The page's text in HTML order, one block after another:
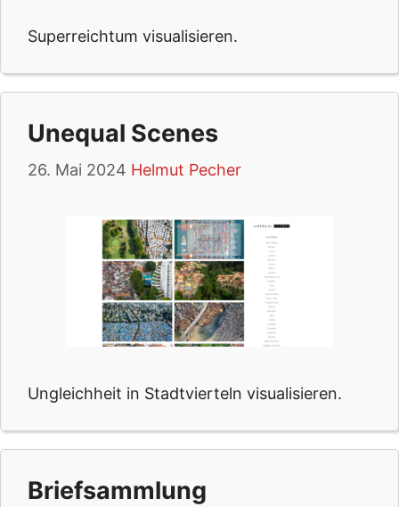
Superreichtum visualisieren.
Unequal Scenes
26. Mai 2024 Helmut Pecher
Ungleichheit in Stadtvierteln visualisieren.
Briefsammlung